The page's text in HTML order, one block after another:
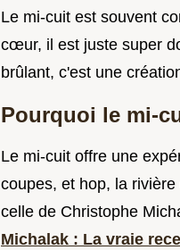
Le mi-cuit est souvent
cœur, il est juste super
brûlant, c'est une
Pourquoi le mi-
Le mi-cuit offre une
coupes, et hop, la
celle de Christophe
Michalak : La vraie